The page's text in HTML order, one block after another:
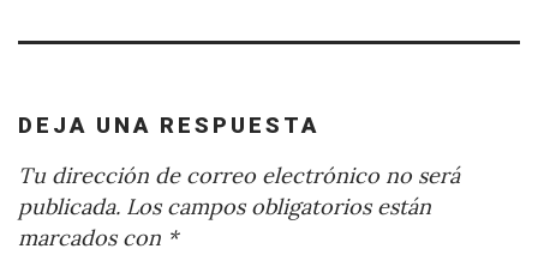
DEJA UNA RESPUESTA
Tu dirección de correo electrónico no será
publicada. Los campos obligatorios están
marcados con *